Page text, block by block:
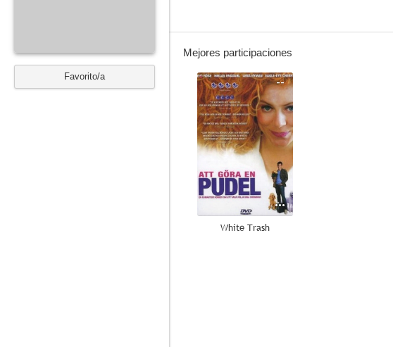
Favorito/a
Mejores participaciones
--
White Trash